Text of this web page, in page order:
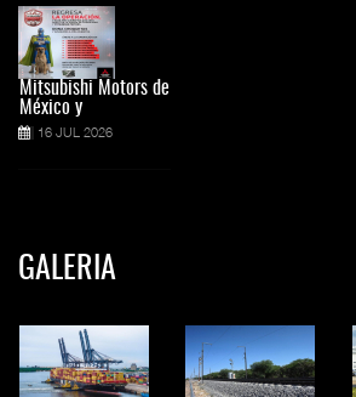
Mitsubishi Motors de
México y
16 JUL 2026
GALERIA